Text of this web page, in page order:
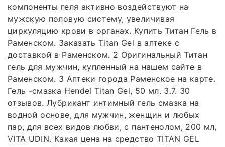
компоненты геля активно воздействуют на
мужскую половую систему, увеличивая
циркуляцию крови в органах. Купить Титан Гель в
Раменском. Заказать Titan Gel в аптеке с
доставкой в Раменском. 2 Оригинальный Титан
гель для мужчин, купленный на нашем сайте в
Раменском. 3 Аптеки города Раменское на карте.
Гель -смазка Hendel Titan Gel, 50 мл. 3.7. 30
отзывов. Лубрикант интимный гель смазка на
водной основе, для мужчин, женщин и любых
пар, для всех видов любви, с пантенолом, 200 мл,
VITA UDIN. Какая цена на средство TITAN GEL